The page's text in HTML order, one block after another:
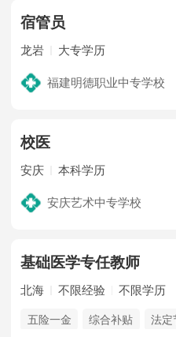
宿管员
龙岩 大专学历
福建明德职业中专学校
校医
安庆 本科学历
安庆艺术中专学校
基础医学专任教师
北海 不限经验 不限学历
五险一金 综合补贴 法定